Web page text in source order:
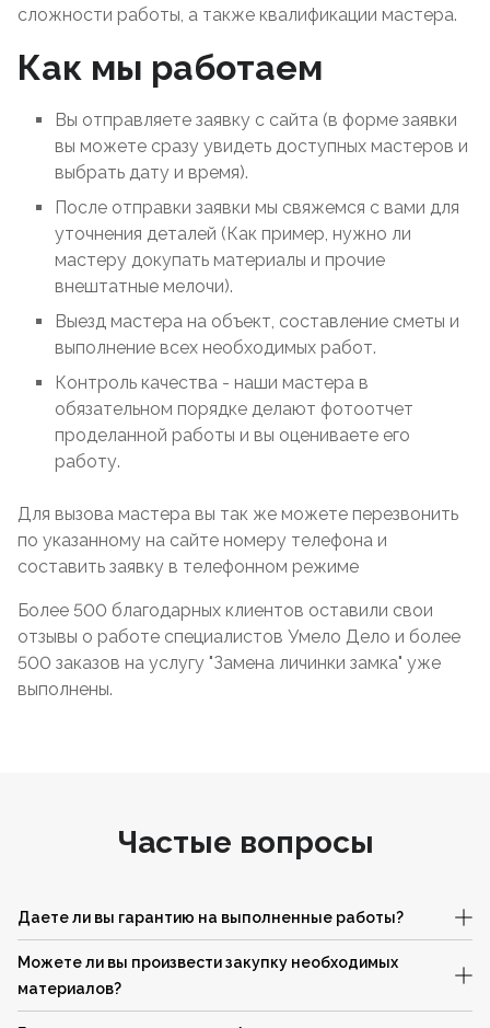
сложности работы, а также квалификации мастера.
Как мы работаем
Вы отправляете заявку с сайта (в форме заявки
вы можете сразу увидеть доступных мастеров и
выбрать дату и время).
После отправки заявки мы свяжемся с вами для
уточнения деталей (Как пример, нужно ли
мастеру докупать материалы и прочие
внештатные мелочи).
Выезд мастера на объект, составление сметы и
выполнение всех необходимых работ.
Контроль качества - наши мастера в
обязательном порядке делают фотоотчет
проделанной работы и вы оцениваете его
работу.
Для вызова мастера вы так же можете перезвонить
по указанному на сайте номеру телефона и
составить заявку в телефонном режиме
Более 500 благодарных клиентов оставили свои
отзывы о работе специалистов Умело Дело и более
500 заказов на услугу "Замена личинки замка" уже
выполнены.
Частые вопросы
Даете ли вы гарантию на выполненные работы?
Можете ли вы произвести закупку необходимых
материалов?